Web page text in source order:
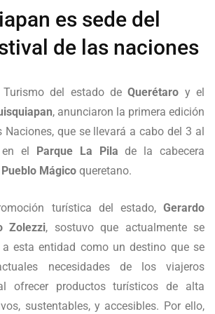
es sede del
de las naciones
Turismo del estado deQuerétaro y el
, anunciaron la primera edición
que se llevará a cabo del 3 al
el
Parque La Pila de la cabecera
Pueblo Mágico queretano.
turística del estado, Gerardo
Zolezzi, sostuvo que actualmente se
esta entidad como un destino que se
necesidades de los viajeros
ofrecer productos turísticos de alta
sustentables, y accesibles. Por ello,